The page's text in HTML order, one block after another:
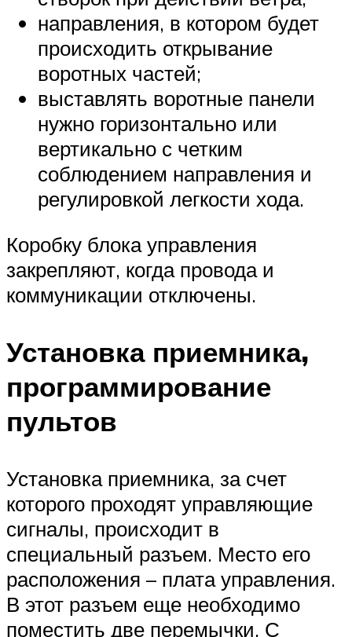
направления, в котором будет
происходить открывание
воротных частей;
выставлять воротные панели
нужно горизонтально или
вертикально с четким
соблюдением направления и
регулировкой легкости хода.
Коробку блока управления
закрепляют, когда провода и
коммуникации отключены.
Установка приемника,
программирование
пультов
Установка приемника, за счет
которого проходят управляющие
сигналы, происходит в
специальный разъем. Место его
расположения – плата управления.
В этот разъем еще необходимо
поместить две перемычки. С